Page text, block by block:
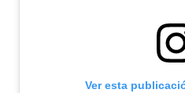
Ver esta